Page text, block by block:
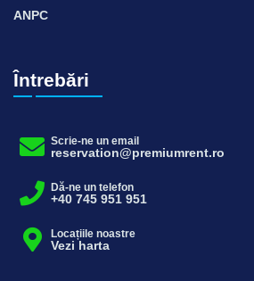
ANPC
Întrebări
Scrie-ne un email
reservation@premiumrent.ro
Dă-ne un telefon
+40 745 951 951
Locațiile noastre
Vezi harta